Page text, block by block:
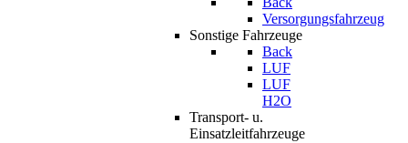
Versorgungsfahrzeug
Sonstige Fahrzeuge
Back
LUF
LUF
H2O
Transport- u.
Einsatzleitfahrzeuge